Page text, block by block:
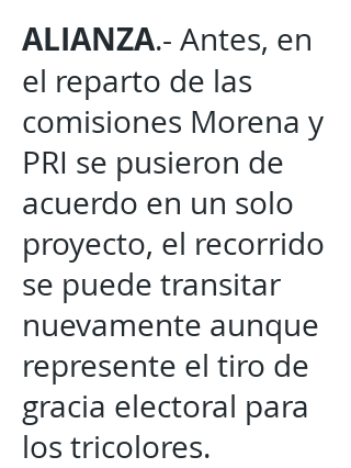
ALIANZA.- Antes, en
el reparto de las
comisiones Morena y
PRI se pusieron de
acuerdo en un solo
proyecto, el recorrido
se puede transitar
nuevamente aunque
represente el tiro de
gracia electoral para
los tricolores.